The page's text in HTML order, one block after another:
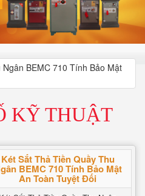
KỸ THUẬT
Két Sắt Thả Tiền Quầy Thu
BEMC 710 Tính Bảo Mật
An Toàn Tuyệt Đối